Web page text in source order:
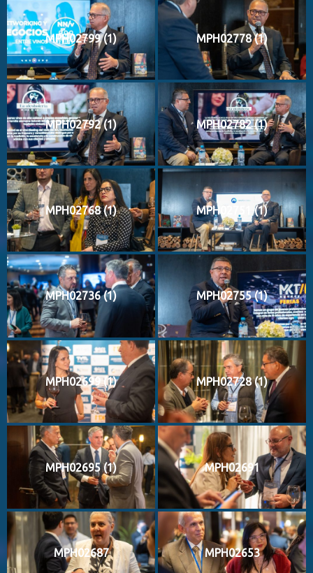
MPH02799 (1) MPH02778 (1)
MPH02792 (1) MPH02782 (1)
MPH02768 (1) MPH02751 (1)
MPH02736 (1) MPH02755 (1)
MPH02699 (1) MPH02728 (1)
MPH02695 (1) MPH02691
MPH02687 MPH02653